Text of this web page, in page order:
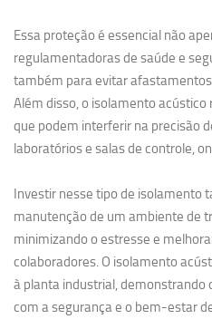
Essa proteção é essencial não
regulamentadoras de saúde e
também para evitar
Além disso, o isolamento
que podem interferir na precisão
laboratórios e salas de controle,
Investir nesse tipo de isolamento
manutenção de um ambiente de
minimizando o estresse e
colaboradores. O isolamento
à planta industrial,
com a segurança e o bem-estar